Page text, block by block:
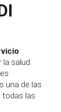
salud
una de las
todas las